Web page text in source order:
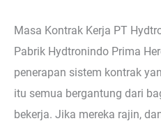
Masa Kontrak Kerja PT
Pabrik Hydtronindo Prima
penerapan sistem kontrak
itu semua bergantung dari
bekerja. Jika mereka rajin,